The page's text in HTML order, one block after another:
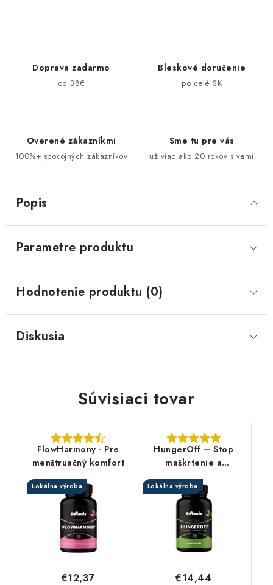
Doprava zadarmo
od 38€
Bleskové doručenie
po celé SK
Overené zákazníkmi
100%+ spokojných zákazníkov
Sme tu pre vás
už viac ako 20 rokov s vami
Popis
Parametre produktu
Hodnotenie produktu (0)
Diskusia
Súvisiaci tovar
FlowHarmony - Pre
menštruačný komfort
Lokálna výroba
€12,37
HungerOff – Stop
maškrtenie a
nadmernému hladu
Lokálna výroba
€14,44